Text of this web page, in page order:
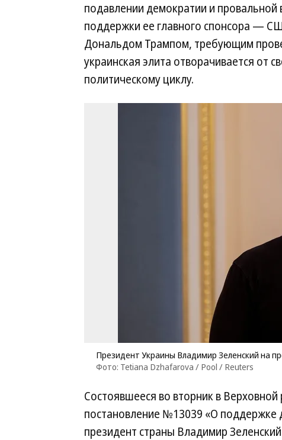
подавлении демократии и
поддержки ее главного спонсора —
Дональдом Трампом, требующим
украинская элита отворачивается от
политическому циклу.
Президент Украины Владимир Зеленский на
Фото: Tetiana Dzhafarova / Pool / Reuters
Состоявшееся во вторник в
постановление №13039 «О поддержке
президент страны Владимир